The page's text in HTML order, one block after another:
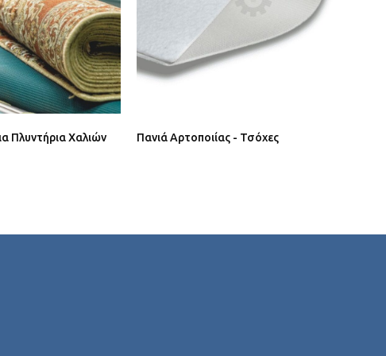
Πλυντήρια Χαλιών Πανιά Αρτοποιίας - Τσόχες